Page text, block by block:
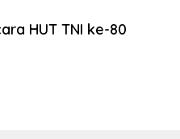
HUT TNI ke-80